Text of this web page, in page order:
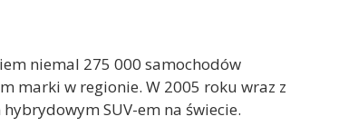
niemal 275 000 samochodów
marki w regionie. W 2005 roku wraz z
SUV-em na świecie.